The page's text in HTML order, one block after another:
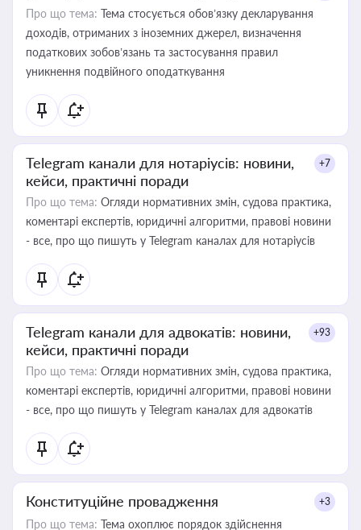
Про що тема: Тема стосується обов’язку декларування
доходів, отриманих з іноземних джерел, визначення
податкових зобов’язань та застосування правил
уникнення подвійного оподаткування
Telegram канали для нотаріусів: новини,
кейси, практичні поради
+7
Про що тема: Огляди нормативних змін, судова практика,
коментарі експертів, юридичні алгоритми, правові новини
- все, про що пишуть у Telegram каналах для нотаріусів
Telegram канали для адвокатів: новини,
кейси, практичні поради
+93
Про що тема: Огляди нормативних змін, судова практика,
коментарі експертів, юридичні алгоритми, правові новини
- все, про що пишуть у Telegram каналах для адвокатів
Конституційне провадження +3
Про що тема: Тема охоплює порядок здійснення